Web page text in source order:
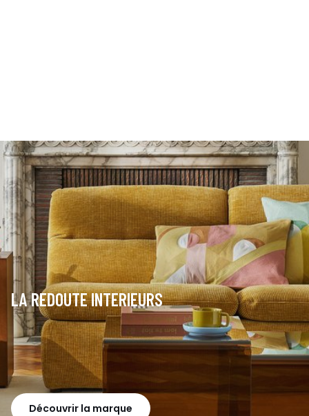
LA REDOUTE INTERIEURS
Découvrir la marque